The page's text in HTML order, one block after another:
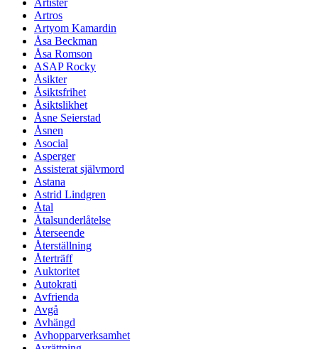
Artros
Artyom Kamardin
Åsa Beckman
Åsa Romson
ASAP Rocky
Åsikter
Åsiktsfrihet
Åsiktslikhet
Åsne Seierstad
Åsnen
Asocial
Asperger
Assisterat självmord
Astana
Astrid Lindgren
Åtal
Åtalsunderlåtelse
Återseende
Återställning
Återträff
Auktoritet
Autokrati
Avfrienda
Avgå
Avhängd
Avhopparverksamhet